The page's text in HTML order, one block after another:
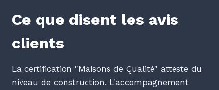
Ce que disent les avis
clients
La certification "Maisons de Qualité" atteste du
niveau de construction. L'accompagnement